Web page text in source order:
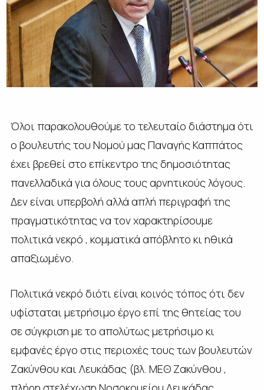
Όλοι παρακολουθούμε το τελευταίο διάστημα ότι
ο βουλευτής του Νομού μας Παναγής Καππάτος
έχει βρεθεί στο επίκεντρο της δημοσιότητας
πανελλαδικά για όλους τους αρνητικούς λόγους.
Δεν είναι υπερβολή αλλά απλή περιγραφή της
πραγματικότητας να τον χαρακτηρίσουμε
πολιτικά νεκρό , κομματικά απόβλητο κι ηθικά
απαξιωμένο.
Πολιτικά νεκρό διότι είναι κοινός τόπος ότι δεν
υφίσταται μετρήσιμο έργο επί της θητείας του
σε σύγκριση με το απολύτως μετρήσιμο κι
εμφανές έργο στις περιοχές τους των βουλευτών
Ζακύνθου και Λευκάδας (βλ. ΜΕΘ Ζακύνθου ,